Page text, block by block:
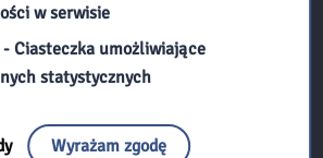
w Radomiu
w serwisie
Ciasteczka umożliwiające
statystycznych
Wyrażam zgodę